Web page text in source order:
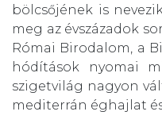
bölcsőjének is
meg az évszázadok
Római Birodalom, a
hódítások nyomai
szigetvilág nagyon
mediterrán éghajlat